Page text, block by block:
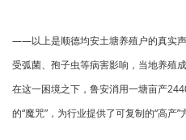
——以上是顺德均安土塘养殖户的真实
受弧菌、孢子虫等病害影响，当地养殖
在这一困境之下，鲁安消用一塘亩产
的“魔咒”，为行业提供了可复制的“高产”